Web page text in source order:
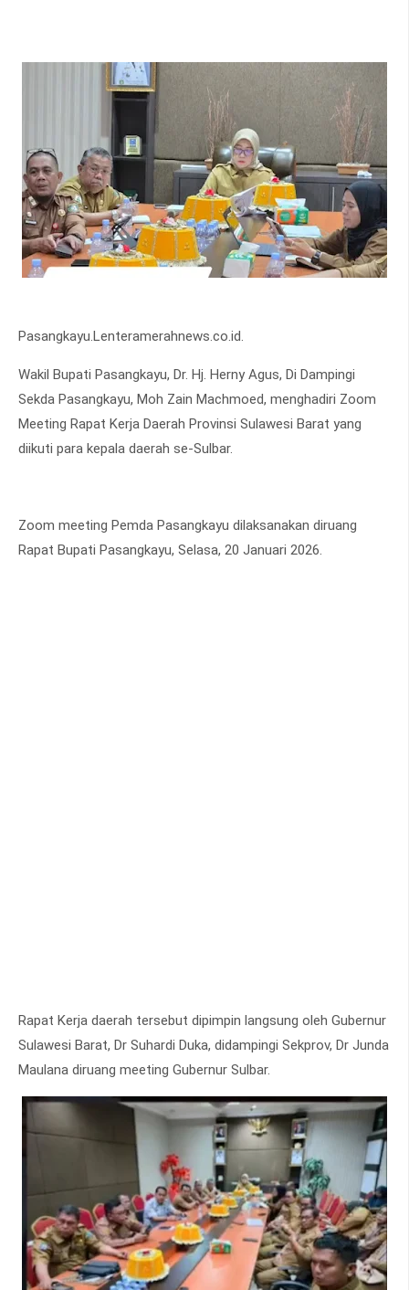
Pasangkayu.Lenteramerahnews.co.id.
Wakil Bupati Pasangkayu, Dr. Hj. Herny Agus, Di Dampingi
Sekda Pasangkayu, Moh Zain Machmoed, menghadiri Zoom
Meeting Rapat Kerja Daerah Provinsi Sulawesi Barat yang
diikuti para kepala daerah se-Sulbar.
Zoom meeting Pemda Pasangkayu dilaksanakan diruang
Rapat Bupati Pasangkayu, Selasa, 20 Januari 2026.
Rapat Kerja daerah tersebut dipimpin langsung oleh Gubernur
Sulawesi Barat, Dr Suhardi Duka, didampingi Sekprov, Dr Junda
Maulana diruang meeting Gubernur Sulbar.